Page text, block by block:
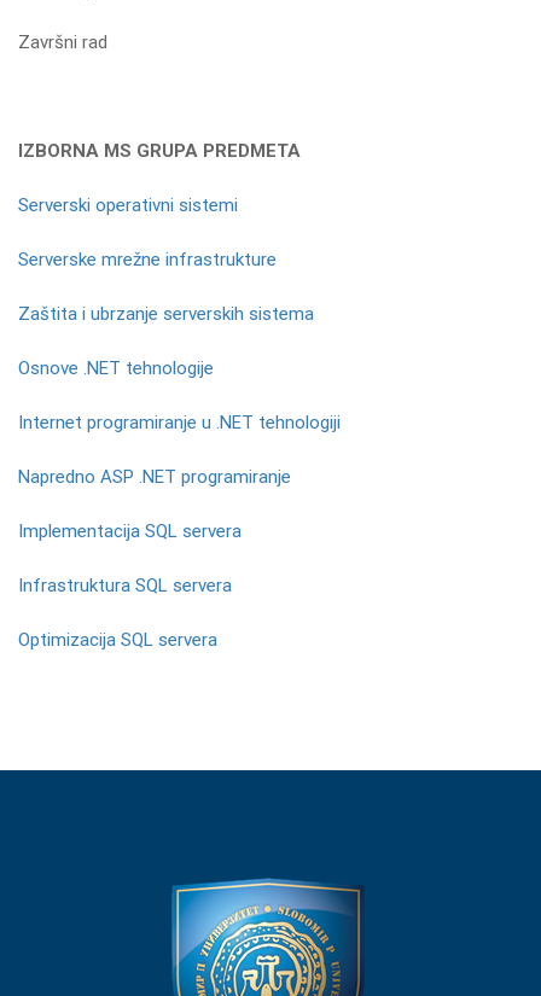
Završni rad
IZBORNA MS GRUPA PREDMETA
Serverski operativni sistemi
Serverske mrežne infrastrukture
Zaštita i ubrzanje serverskih sistema
Osnove .NET tehnologije
Internet programiranje u .NET tehnologiji
Napredno ASP .NET programiranje
Implementacija SQL servera
Infrastruktura SQL servera
Optimizacija SQL servera